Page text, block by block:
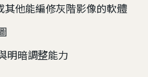
他能編修灰階影像的軟體
明暗調整能力